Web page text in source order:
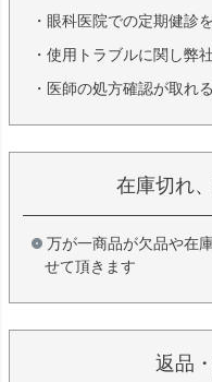
・眼科医院での定期健診
・使用トラブルに関し弊
・医師の処方確認が取れ
在庫切れ
万が一商品が欠品や在
せて頂きます
返品